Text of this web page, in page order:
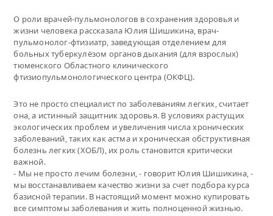
О роли врачей-пульмонологов в сохранения здоровья и
жизни человека рассказала Юлия Шишикина, врач-
пульмонолог-фтизиатр, заведующая отделением для
больных туберкулёзом органов дыхания (для взрослых)
тюменского Областного клинического
фтизиопульмонологического центра (ОКФЦ).
Это не просто специалист по заболеваниям легких, считает
она, а истинный защитник здоровья. В условиях растущих
экологических проблем и увеличения числа хронических
заболеваний, таких как астма и хроническая обструктивная
болезнь легких (ХОБЛ), их роль становится критически
важной.
- Мы не просто лечим болезни, - говорит Юлия Шишикина, -
мы восстанавливаем качество жизни за счет подбора курса
базисной терапии. В настоящий момент можно купировать
все симптомы заболевания и жить полноценной жизнью.